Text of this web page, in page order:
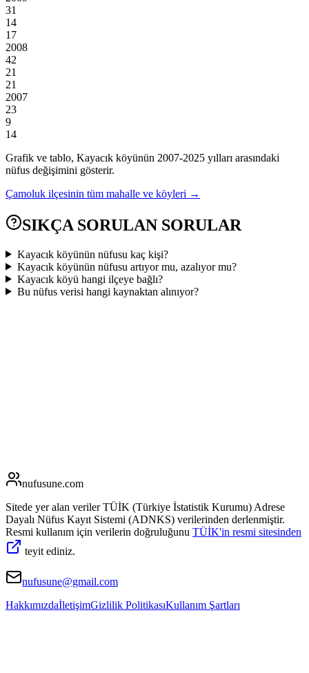
31
14
17
2008
42
21
21
2007
23
9
14
Grafik ve tablo, Kayacık köyünün 2007-2025 yılları arasındaki
nüfus değişimini gösterir.
Çamoluk ilçesinin tüm mahalle ve köyleri →
SIKÇA SORULAN SORULAR
Kayacık köyünün nüfusu kaç kişi?
Kayacık köyünün nüfusu artıyor mu, azalıyor mu?
Kayacık köyü hangi ilçeye bağlı?
Bu nüfus verisi hangi kaynaktan alınıyor?
nufusune.com
Sitede yer alan veriler TÜİK (Türkiye İstatistik Kurumu) Adrese
Dayalı Nüfus Kayıt Sistemi (ADNKS) verilerinden derlenmiştir.
Resmi kullanım için verilerin doğruluğunu TÜİK'in resmi sitesinden
teyit ediniz.
nufusune@gmail.com
HakkımızdaİletişimGizlilik PolitikasıKullanım Şartları